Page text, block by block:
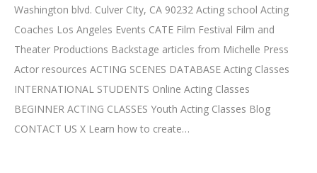
Washington blvd. Culver CIty, CA 90232 Acting school Acting
Coaches Los Angeles Events CATE Film Festival Film and
Theater Productions Backstage articles from Michelle Press
Actor resources ACTING SCENES DATABASE Acting Classes
INTERNATIONAL STUDENTS Online Acting Classes
BEGINNER ACTING CLASSES Youth Acting Classes Blog
CONTACT US X Learn how to create…